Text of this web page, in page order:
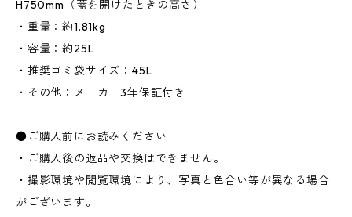
H750mm（蓋を開けたときの高さ）
・重量：約1.81kg
・容量：約25L
・推奨ゴミ袋サイズ：45L
・その他：メーカー3年保証付き
●ご購入前にお読みください
・ご購入後の返品や交換はできません。
・撮影環境や閲覧環境により、写真と色合い等が異なる場合
がございます。